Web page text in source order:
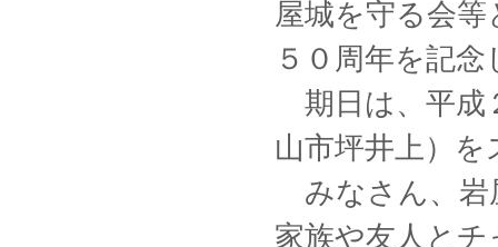
屋城を守る会
５０周年を記
期日は、平成
山市坪井上）
みなさん、岩
家族や友人と